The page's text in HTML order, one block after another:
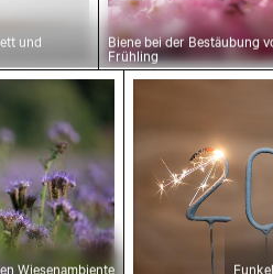
und Biene bei der Bestäubung
Frühling
natürlichen Wiesenambiente
Wiesenambiente
Funkelnde